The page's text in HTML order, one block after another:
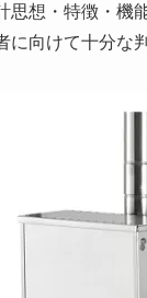
思想・特徴・機
に向けて十分な